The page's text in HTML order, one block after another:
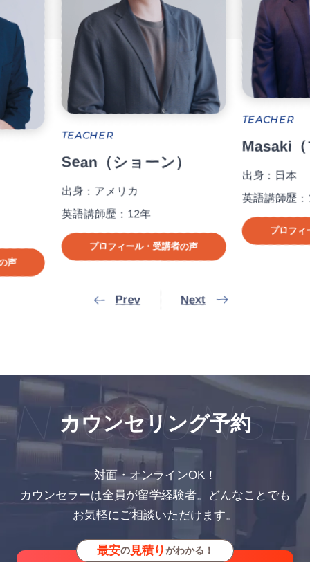
ル・受講者の声
TEACHER
Masaki（マサキ）
出身：日本
英語講師歴：15年
プロフィール・受講者の声
出
英
Prev Next
カウンセリング予約
対面・オンラインOK！
カウンセラーは全員が留学経験者。どんなことでも
お気軽にご相談いただけます。
最安の見積りがわかる！